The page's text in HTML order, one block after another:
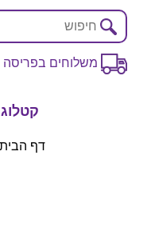
משלוחים בפריסה
דף הבית